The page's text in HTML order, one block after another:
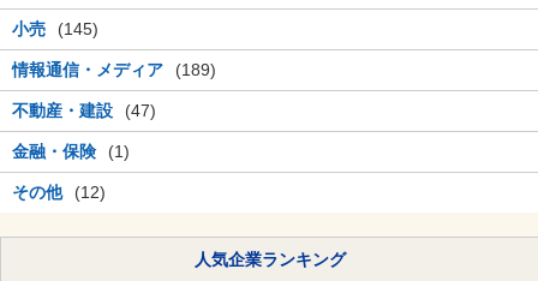
小売 (145)
情報通信・メディア (189)
不動産・建設 (47)
金融・保険 (1)
その他 (12)
人気企業ランキング